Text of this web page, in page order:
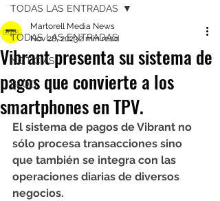
TODAS LAS ENTRADAS
NOTICIAS
BLOG
TODAS LAS ENTRADAS
Vibrant presenta su sistema de
pagos que convierte a los
smartphones en TPV.
Martorell Media News
Nov 28, 20232 min read
El sistema de pagos de Vibrant no
sólo procesa transacciones sino
que también se integra con las
operaciones diarias de diversos
negocios.